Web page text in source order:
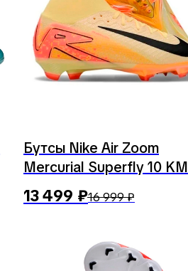
Бутсы Nike Air Zoom
Mercurial Superfly 10 KM
13 499 ₽16 999₽